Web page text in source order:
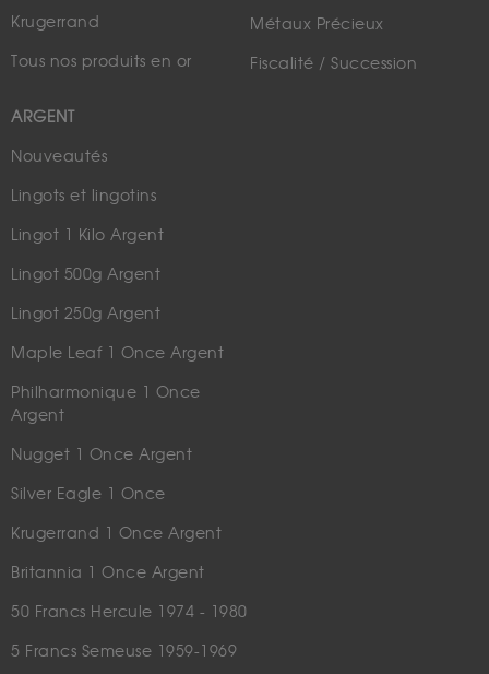
Krugerrand
Tous nos produits en or
ARGENT
Nouveautés
Lingots et lingotins
Lingot 1 Kilo Argent
Lingot 500g Argent
Lingot 250g Argent
Maple Leaf 1 Once Argent
Philharmonique 1 Once
Argent
Nugget 1 Once Argent
Silver Eagle 1 Once
Krugerrand 1 Once Argent
Britannia 1 Once Argent
50 Francs Hercule 1974 - 1980
5 Francs Semeuse 1959-1969
Métaux Précieux
Fiscalité / Succession